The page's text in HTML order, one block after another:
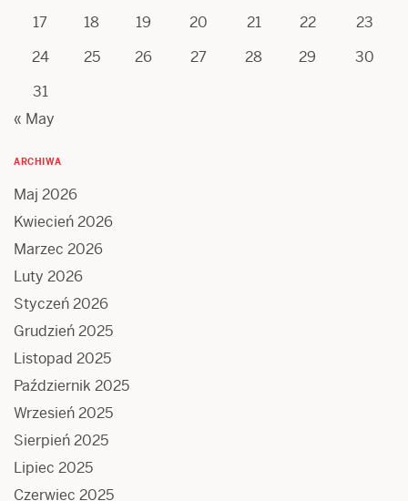
17
18 19 20 21 22
23
24
25 26 27 28 29
30
31
« May
ARCHIWA
Maj 2026
Kwiecień 2026
Marzec 2026
Luty 2026
Styczeń 2026
Grudzień 2025
Listopad 2025
Październik 2025
Wrzesień 2025
Sierpień 2025
Lipiec 2025
Czerwiec 2025